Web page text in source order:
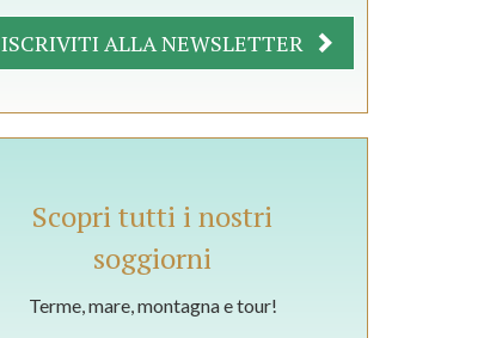
ISCRIVITI ALLA NEWSLETTER
Scopri tutti i nostri
soggiorni
Terme, mare, montagna e tour!